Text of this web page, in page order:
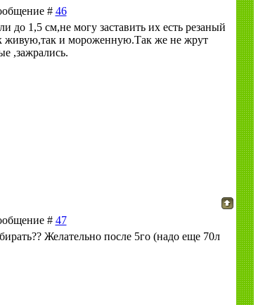
# 46
до 1,5 см,не могу заставить их есть резаный
живую,так и мороженную.Так же не жрут
,зажрались.
# 47
Желательно после 5го (надо еще 70л